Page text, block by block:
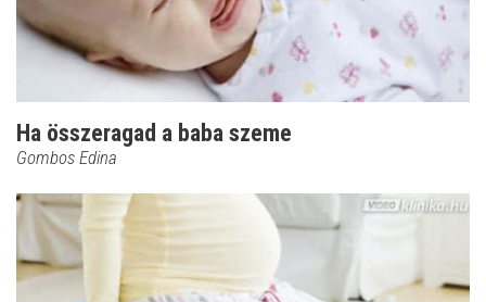
Ha összeragad a baba szeme
Gombos Edina